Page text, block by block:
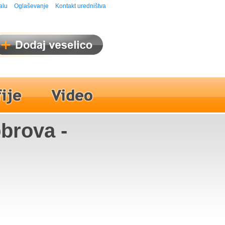
Oglaševanje Kontakt uredništva
-